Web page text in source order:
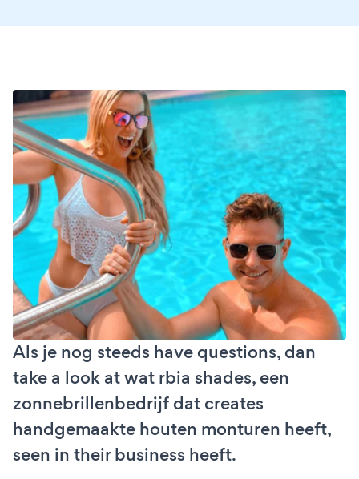
Als je nog steeds have questions, dan
take a look at wat rbia shades, een
zonnebrillenbedrijf dat creates
handgemaakte houten monturen heeft,
seen in their business heeft.